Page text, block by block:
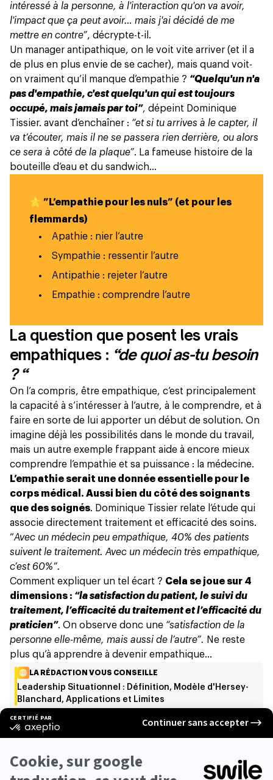
intéressé à la personne, à l'interaction qu'on va avoir,
l'impact que ça peut avoir… mais j'ai décidé de me
mettre en contre”, décrypte-t-il.
Un manager antipathique, on le voit vite arriver (et il a
de plus en plus envie de se cacher), mais quand voit-
on vraiment qu’il manque d’empathie ? “Quelqu'un n'a
pas d'empathie, c'est quelqu'un qui est toujours
occupé, mais jamais par toi”, dépeint Dominique
Tissier. avant d’enchaîner : “et si tu arrives à le capter, il
va t’écouter, mais il ne se passera rien derrière, ou alors
ce sera à côté de la plaque”. La fameuse histoire de la
bouteille d’eau et du sandwich…
⭐️ ”L’empathie pour les nuls” (et pour les
flemmards)
Apathie : nier l’autre
Sympathie : ressentir l’autre
Antipathie : rejeter l’autre
Empathie : comprendre l’autre
La question que posent les vrais
empathiques : “de quoi as-tu besoin
? “
On l’a compris, être empathique, c’est principalement
la capacité à s’intéresser à l’autre, à le comprendre, et à
faire en sorte de lui apporter un début de solution. On
imagine déjà les possibilités dans le monde du travail,
mais un autre exemple frappant aide à encore mieux
comprendre l’empathie et sa puissance : la médecine.
L’empathie serait une donnée essentielle pour le
corps médical. Aussi bien du côté des soignants
que des soignés. Dominique Tissier relate l’étude qui
associe directement traitement et efficacité des soins.
“Avec un médecin peu empathique, 40% des patients
suivent le traitement. Avec un médecin très empathique,
c’est 60%”.
Comment expliquer un tel écart ? Cela se joue sur 4
dimensions : “la satisfaction du patient, le suivi du
traitement, l’efficacité du traitement et l’efficacité du
praticien”. On observe donc une “satisfaction de la
personne elle-même, mais aussi de l’autre”. Ne reste
plus qu’à apprendre à devenir empathique…
LA RÉDACTION VOUS CONSEILLE
Leadership Situationnel : Définition, Modèle d'Hersey-
Blanchard, Applications et Limites
👩‍⚕️ Pourquoi l’empathie est-elle efficace en
médecine ? (Par l’Association médicale
canadienne)
“L’empathie importe parce qu’elle